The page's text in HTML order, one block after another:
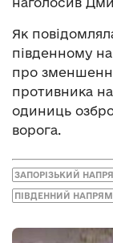
Як
південному
про
противника
одиниць
ворога.
ЗАПОРІЗЬКИЙ
ПІВДЕННИЙ